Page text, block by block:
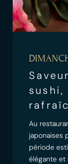
Au
japonaises
période
élégante et